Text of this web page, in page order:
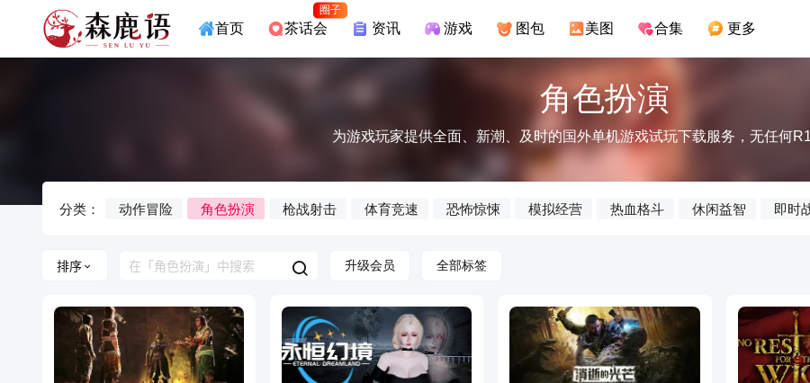
首页 茶话会
圈子
资讯 游戏 图包 美图 合集 更多
角色扮演
为游戏玩家提供全面、新潮、及时的国外单机游戏试玩下载服务，无任何
分类： 动作冒险 角色扮演 枪战射击 体育竞速 恐怖惊悚 模拟经营 热血格斗 休闲益智 即时
排序 升级会员 全部标签